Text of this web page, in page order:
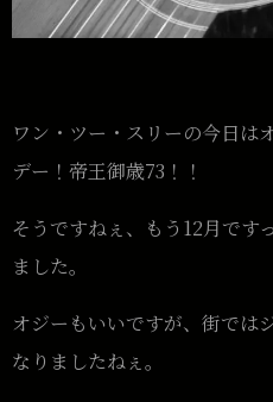
ワン・ツー・スリーの今日は
デー！帝王御歳73！！
そうですねぇ、もう12月です
ました。
オジーもいいですが、街では
なりましたねぇ。